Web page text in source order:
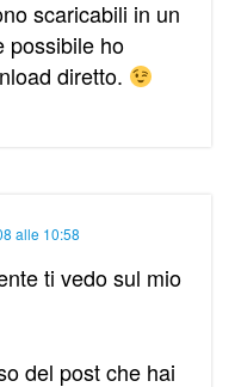
scaricabili in un
possibile ho
diretto.
alle 10:58
ti vedo sul mio
del post che hai